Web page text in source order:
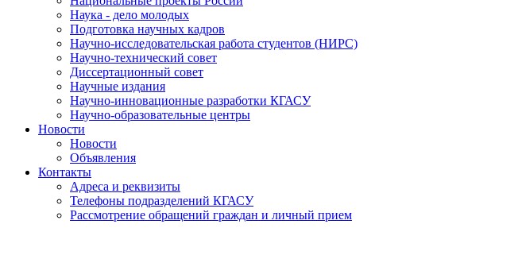
Наука - дело молодых
Подготовка научных кадров
Научно-исследовательская работа студентов (НИРС)
Научно-технический совет
Диссертационный совет
Научные издания
Научно-инновационные разработки КГАСУ
Научно-образовательные центры
Новости
Новости
Объявления
Контакты
Адреса и реквизиты
Телефоны подразделений КГАСУ
Рассмотрение обращений граждан и личный прием